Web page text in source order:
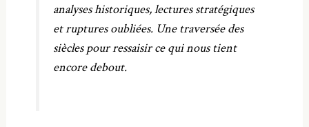
analyses historiques, lectures stratégiques
et ruptures oubliées. Une traversée des
siècles pour ressaisir ce qui nous tient
encore debout.